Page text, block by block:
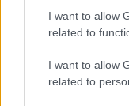
I want to allow
related to
I want to allow
related to
Ilaria
Ilaria